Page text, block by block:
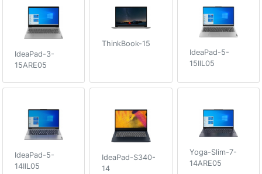
IdeaPad-3-
15ARE05
ThinkBook-15
IdeaPad-5-
15IIL05
IdeaPad-5-
14IIL05
IdeaPad-S340-
14
Yoga-Slim-7-
14ARE05